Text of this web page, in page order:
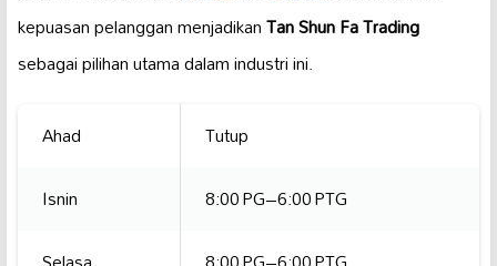
kepuasan pelanggan menjadikanTan Shun Fa Trading
sebagai pilihan utama dalam industri ini.
Ahad
Tutup
Isnin
8:00 PG–6:00 PTG